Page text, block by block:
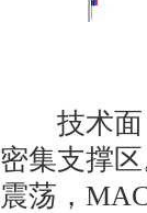
技术面，
密集支撑
震荡，